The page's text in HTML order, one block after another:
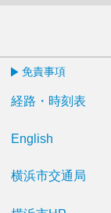
免責事項
経路・時刻表
English
横浜市交通局